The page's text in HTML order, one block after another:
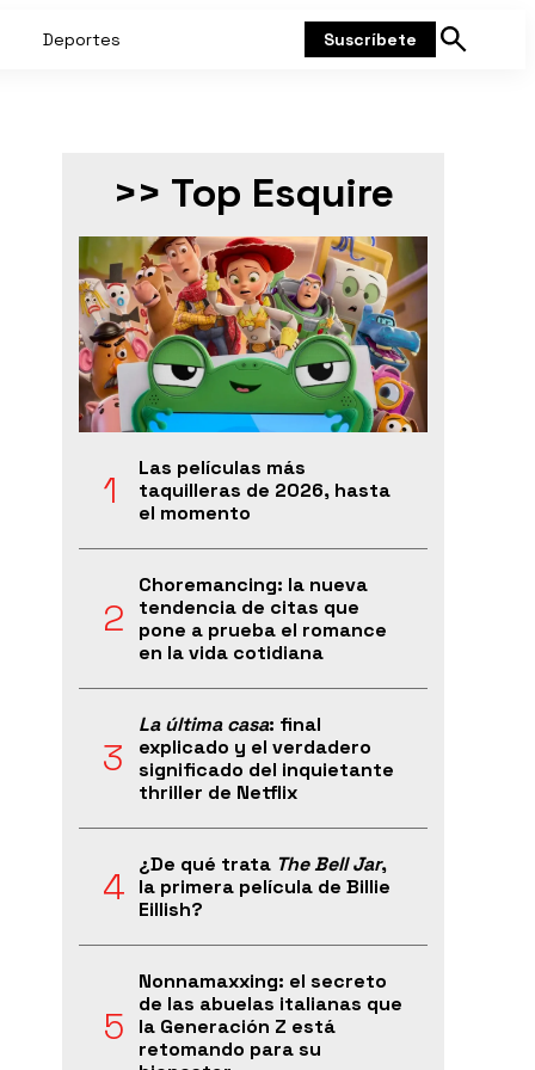
Deportes Suscríbete
Mostrar
>> Top Esquire
Las películas más
taquilleras de 2026, hasta
el momento
Choremancing: la nueva
tendencia de citas que
pone a prueba el romance
en la vida cotidiana
La última casa: final
explicado y el verdadero
significado del inquietante
thriller de Netflix
¿De qué trata The Bell Jar,
la primera película de Billie
Eillish?
Nonnamaxxing: el secreto
de las abuelas italianas que
la Generación Z está
retomando para su